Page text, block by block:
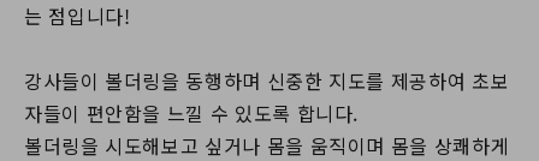
는 점입니다!
강사들이 볼더링을 동행하며 신중한 지도를 제공하여 초보
자들이 편안함을 느낄 수 있도록 합니다.
볼더링을 시도해보고 싶거나 몸을 움직이며 몸을 상쾌하게